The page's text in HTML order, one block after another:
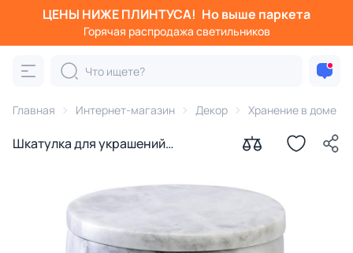
ЦЕНЫ НИЖЕ ПЛИНТУСА! Но выше паркета
Горячая распродажа светильников
Главная Интернет-магазин Декор Хранение в доме
Шкатулка для украшений